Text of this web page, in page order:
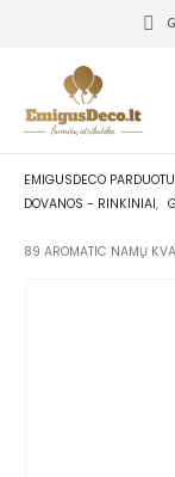
EMIGUSDECO
DOVANOS - RINKINIAI,
89 AROMATIC NAMŲ